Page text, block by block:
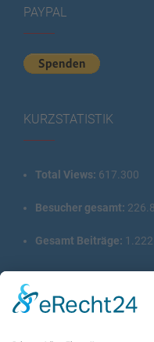
PAYPAL
KURZSTATISTIK
Total Views: 617.300
Besucher gesamt:
Gesamt Beiträge: 1.222